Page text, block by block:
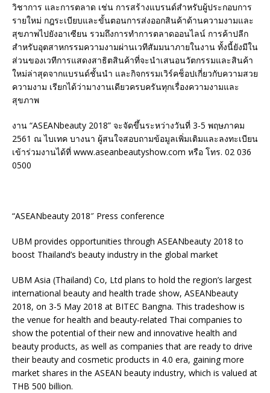
วิชาการ และการตลาด เช่น การสร้างแบรนด์สำหรับผู้ประกอบการ
รายใหม่ กฎระเบียบและขั้นตอนการส่งออกสินค้าด้านความงามและ
สุขภาพไปยังอาเซียน รวมถึงการทำการตลาดออนไลน์ การค้าปลีก
สำหรับอุตสาหกรรมความงามผ่านเวทีสัมมนาภายในงาน ทั้งนี้ยังมีใน
ส่วนของเวทีการแสดงสาธิตสินค้าที่จะนำเสนอนวัตกรรมและสินค้า
ใหม่ล่าสุดจากแบรนด์ชั้นนำ และกิจกรรมเวิร์คช็อปเกี่ยวกับความสวย
ความงาม เรียกได้ว่ามางานเดียวครบครันทุกเรื่องความงามและ
สุขภาพ
งาน “ASEANbeauty 2018” จะจัดขึ้นระหว่างวันที่ 3-5 พฤษภาคม
2561 ณ ไบเทค บางนา ผู้สนใจสอบถามข้อมูลเพิ่มเติมและลงทะเบียน
เข้าร่วมงานได้ที่ www.aseanbeautyshow.com หรือ โทร. 02 036
0500
“ASEANbeauty 2018″ Press conference
UBM provides opportunities through ASEANbeauty 2018 to
boost Thailand’s beauty industry in the global market
UBM Asia (Thailand) Co, Ltd plans to hold the region’s largest
international beauty and health trade show, ASEANbeauty
2018, on 3-5 May 2018 at BITEC Bangna. This tradeshow is
the venue for health and beauty-related Thai companies to
show the potential of their new and innovative health and
beauty products, as well as companies that are ready to drive
their beauty and cosmetic products in 4.0 era, gaining more
market shares in the ASEAN beauty industry, which is valued at
THB 500 billion.